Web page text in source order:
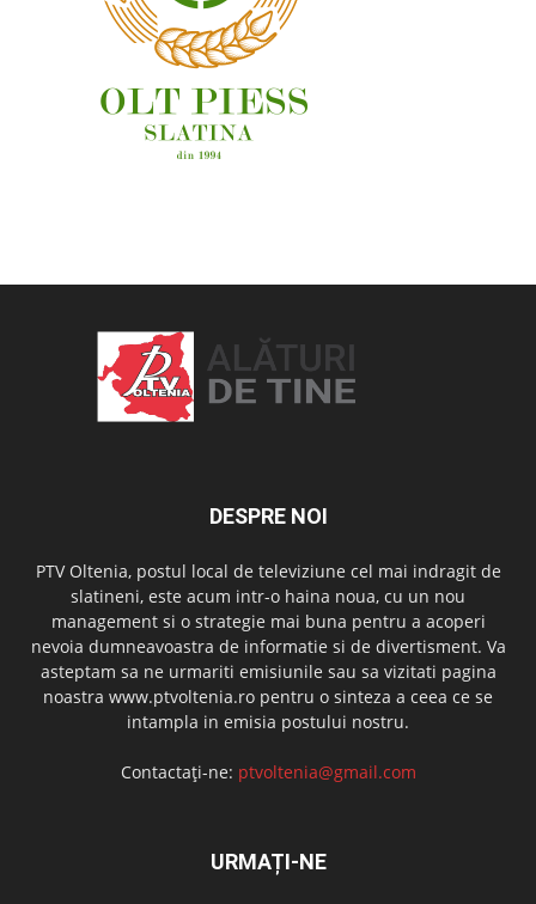
DESPRE NOI
PTV Oltenia, postul local de televiziune cel mai indragit de
slatineni, este acum intr-o haina noua, cu un nou
management si o strategie mai buna pentru a acoperi
nevoia dumneavoastra de informatie si de divertisment. Va
asteptam sa ne urmariti emisiunile sau sa vizitati pagina
noastra www.ptvoltenia.ro pentru o sinteza a ceea ce se
intampla in emisia postului nostru.
Contactați-ne: ptvoltenia@gmail.com
URMAȚI-NE